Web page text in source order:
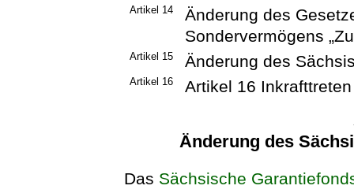
Artikel 14
Änderung des
Sondervermögens
Artikel 15 Änderung des
Artikel 16 Artikel 16 Inkrafttreten
Änderung des
Das Sächsische